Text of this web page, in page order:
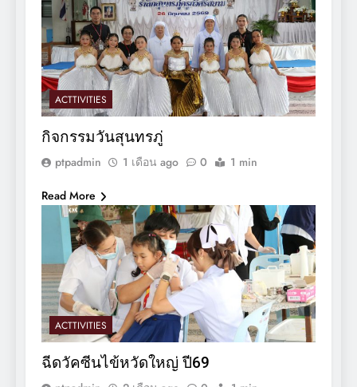
ACTTIVITIES
กิจกรรมวันสุนทรภู่
ptpadmin 1 เดือน ago 0 1 min
Read More
ACTTIVITIES
ฉีดวัคซีนไข้หวัดใหญ่ ปี69